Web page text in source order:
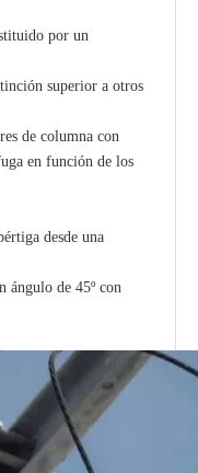
por un
superior a otros
de columna con
en función de los
desde una
ángulo de 45º con